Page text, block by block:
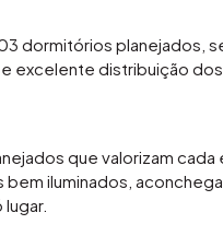
dormitórios planejados,
e excelente distribuição
que valorizam
iluminados,